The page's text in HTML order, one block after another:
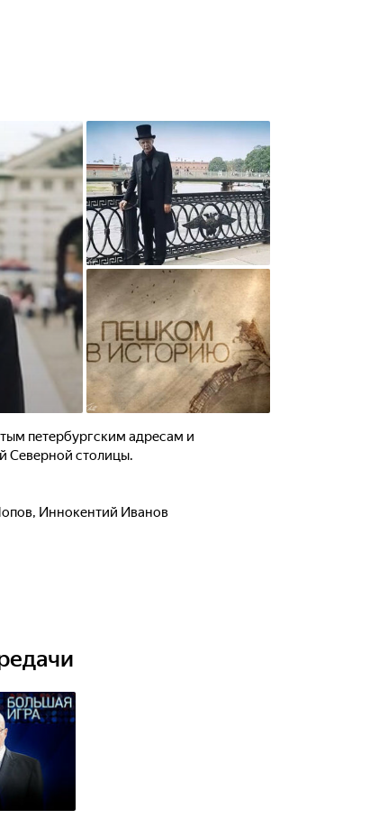
петербургским адресам и
Северной столицы.
, Иннокентий Иванов